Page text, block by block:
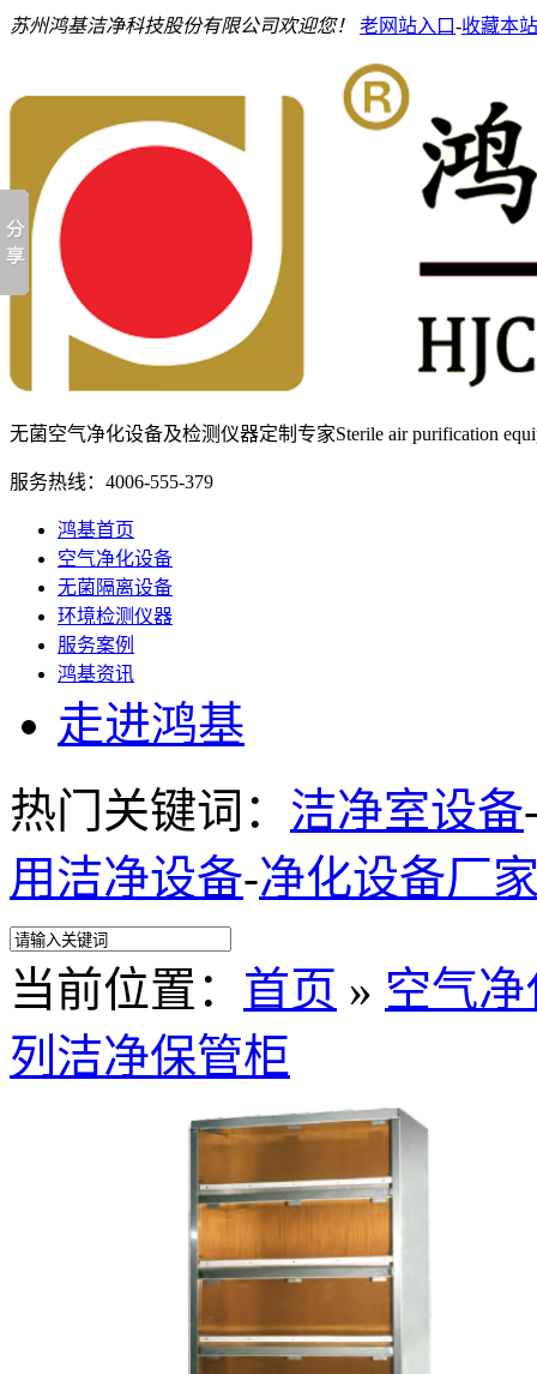
苏州鸿基洁净科技股份有限公司欢迎您！ 老网站入口-收藏本站
无菌空气净化设备及检测仪器定制专家Sterile air purification
服务热线： 4006-555-379
鸿基首页
空气净化设备
无菌隔离设备
环境检测仪器
服务案例
鸿基资讯
走进鸿基
热门关键词： 洁净室设备
用洁净设备-净化设备厂
当前位置： 首页 » 空气
列洁净保管柜